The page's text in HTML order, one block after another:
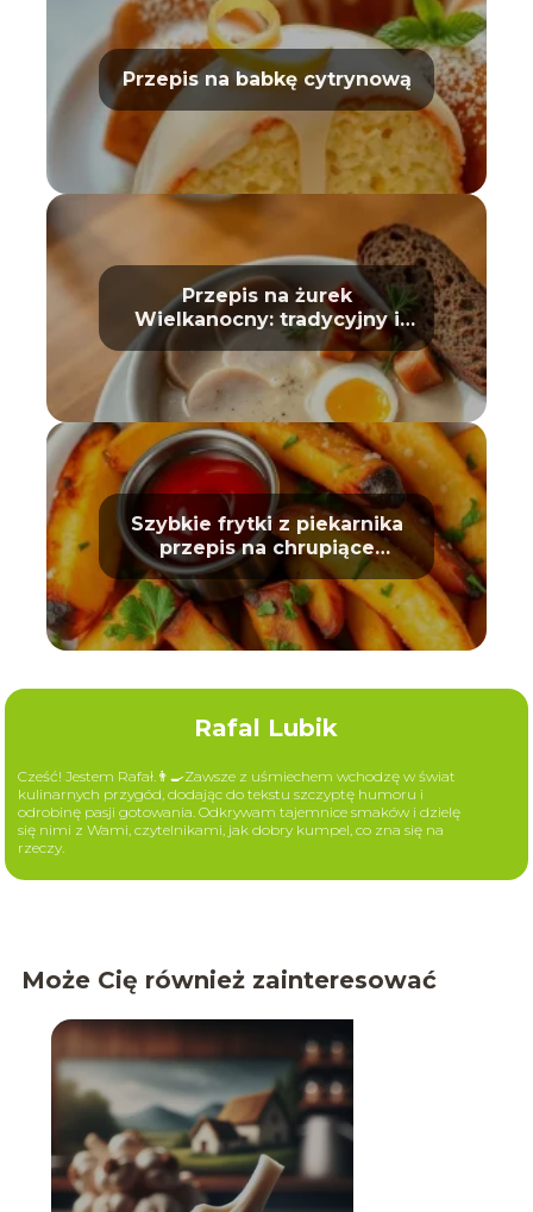
Przepis na babkę cytrynową
Przepis na żurek
Wielkanocny: tradycyjny i
prosty
Szybkie frytki z piekarnika
przepis na chrupiące
ziemniaki
Rafal Lubik
Cześć! Jestem Rafał.👨‍🍳Zawsze z uśmiechem wchodzę w świat
kulinarnych przygód, dodając do tekstu szczyptę humoru i
odrobinę pasji gotowania. Odkrywam tajemnice smaków i dzielę
się nimi z Wami, czytelnikami, jak dobry kumpel, co zna się na
rzeczy.
Może Cię również zainteresować